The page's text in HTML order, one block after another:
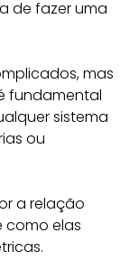
de fazer uma
mas
fundamental
sistema
ou
a relação
como elas